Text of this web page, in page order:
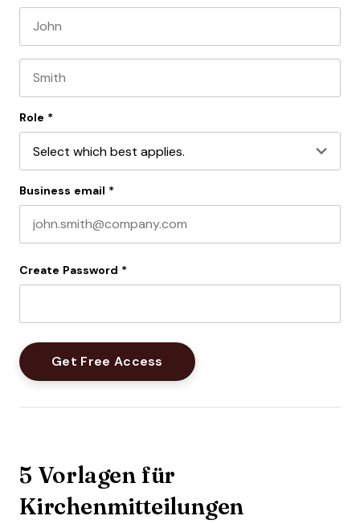
Role *
Business email *
Create Password *
5 Vorlagen für
Kirchenmitteilungen